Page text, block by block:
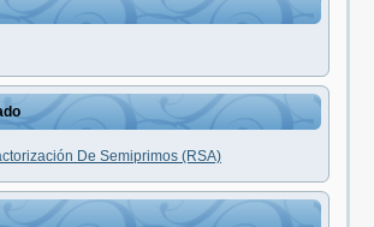
De Semiprimos (RSA)